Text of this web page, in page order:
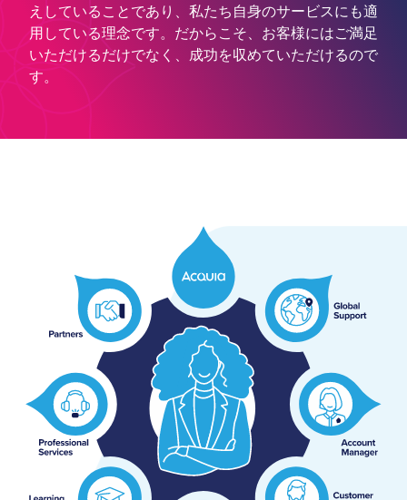
えしていることであり、私たち自身のサービスにも適
用している理念です。だからこそ、お客様にはご満足
いただけるだけでなく、成功を収めていただけるので
す。